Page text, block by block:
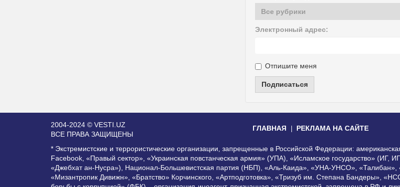
Электронный адрес:
Отпишите меня
Подписаться
2004-2024 © VESTI.UZ
ВСЕ ПРАВА ЗАЩИЩЕНЫ
ГЛАВНАЯ РЕКЛАМА НА САЙТЕ
* Экстремистские и террористические организации, запрещенные в Российской Федерации:
Facebook, «Правый сектор», «Украинская повстанческая армия» (УПА), «Исламское государство»
«Джебхат ан-Нусра»), Национал-Большевистская партия (НБП), «Аль-Каида», «УНА-УНСО», «Талибан»,
«Мизантропик Дивижн», «Братство» Корчинского, «Артподготовка», «Тризуб им. Степана Бандеры»,